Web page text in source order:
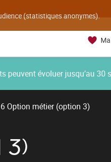
(statistiques anonymes).
évoluer jusqu’au 30
6 Option métier (option 3)
3)